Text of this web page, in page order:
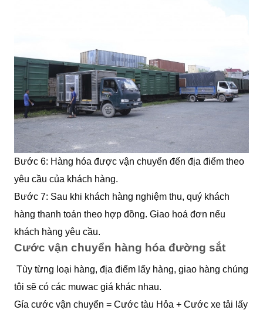
Bước 6: Hàng hóa được vận chuyển đến địa điểm theo
yêu cầu của khách hàng.
Bước 7: Sau khi khách hàng nghiệm thu, quý khách
hàng thanh toán theo hợp đồng. Giao hoá đơn nếu
khách hàng yêu cầu.
Cước vận chuyển hàng hóa đường sắt
Tùy từng loại hàng, địa điểm lấy hàng, giao hàng chúng
tôi sẽ có các muwac giá khác nhau.
Gía cước vận chuyển = Cước tàu Hỏa + Cước xe tải lấy